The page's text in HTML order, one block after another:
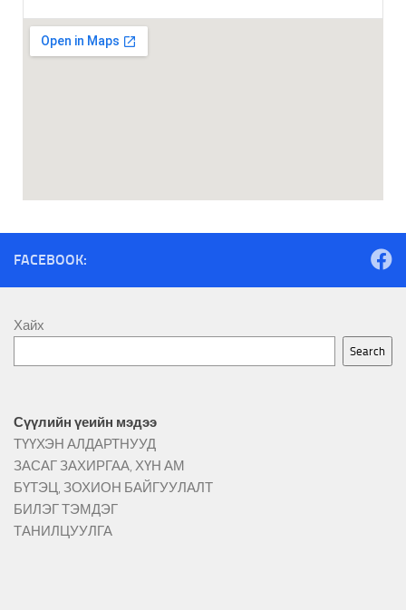
FACEBOOK:
Хайх
Search
Сүүлийн үеийн мэдээ
ТҮҮХЭН АЛДАРТНУУД
ЗАСАГ ЗАХИРГАА, ХҮН АМ
БҮТЭЦ, ЗОХИОН БАЙГУУЛАЛТ
БИЛЭГ ТЭМДЭГ
ТАНИЛЦУУЛГА